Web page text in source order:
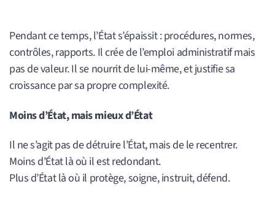
Pendant ce temps, l’État s’épaissit : procédures, normes,
contrôles, rapports. Il crée de l’emploi administratif mais
pas de valeur. Il se nourrit de lui-même, et justifie sa
croissance par sa propre complexité.
Moins d’État, mais mieux d’État
Il ne s’agit pas de détruire l’État, mais de le recentrer.
Moins d’État là où il est redondant.
Plus d’État là où il protège, soigne, instruit, défend.